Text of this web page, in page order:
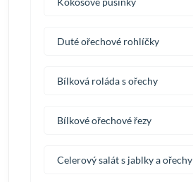
Duté ořechové rohlíčky
Bílková roláda s ořechy
Bílkové ořechové řezy
Celerový salát s jablky a ořechy